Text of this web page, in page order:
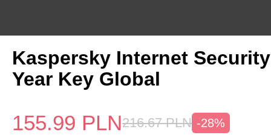
Kaspersky Internet
Year Key Global
155.99 PLN216.67 PLN -28%